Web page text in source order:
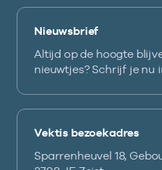
Nieuwsbrief
Altijd op de hoogte
nieuwtjes? Schrijf je nu
Vektis bezoekadres
Sparrenheuvel 18,